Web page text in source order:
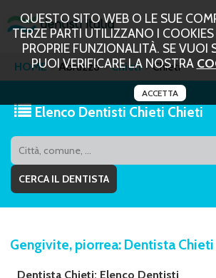
QUESTO SITO WEB O LE SUE
TERZE PARTI UTILIZZANO I COOKIES
PROPRIE FUNZIONALITÀ. SE VUOI
PUOI VERIFICARE LA NOSTRA
ACCETTA
HOME Abruzzo Chieti Chieti
Elenco Dentisti Chieti Chieti
Gengivite, piorrea: Dentista Chieti
Dentista Chieti: Elenco Dentisti